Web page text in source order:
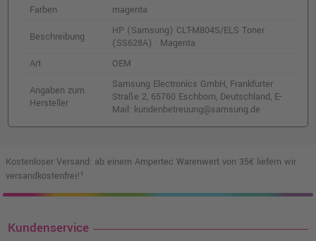
Farben
magenta
Beschreibung
HP (Samsung) CLT-M804S/ELS Toner
(SS628A) · Magenta
Art
OEM
Angaben zum
Hersteller
Samsung Electronics GmbH, Frankfurter
Straße 2, 65760 Eschborn, Deutschland, E-
Mail: kundenbetreuung@samsung.de
Kostenloser Versand: ab einem Ampertec Warenwert von 35€ liefern wir
versandkostenfrei!¹
Kundenservice